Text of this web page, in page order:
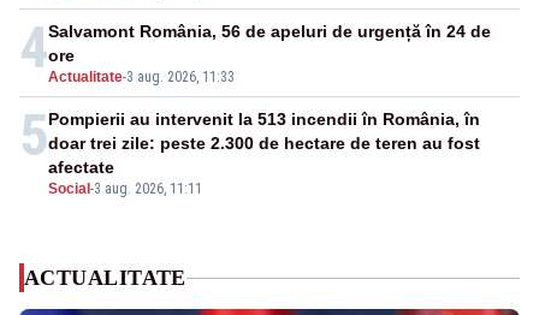
4Actualitate-3 aug. 2026, 11:33
Salvamont România, 56 de apeluri de urgență în 24 de
ore
5
Social -3 aug. 2026, 11:11
Pompierii au intervenit la 513 incendii în România, în
doar trei zile: peste 2.300 de hectare de teren au fost
afectate
ACTUALITATE